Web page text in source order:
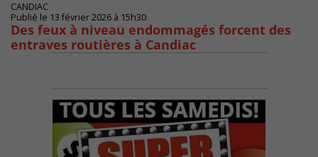
CANDIAC
Publié le 13 février 2026 à 15h30
Des feux à niveau endommagés forcent des
entraves routières à Candiac